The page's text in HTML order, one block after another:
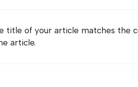
title of your article matches the
article.